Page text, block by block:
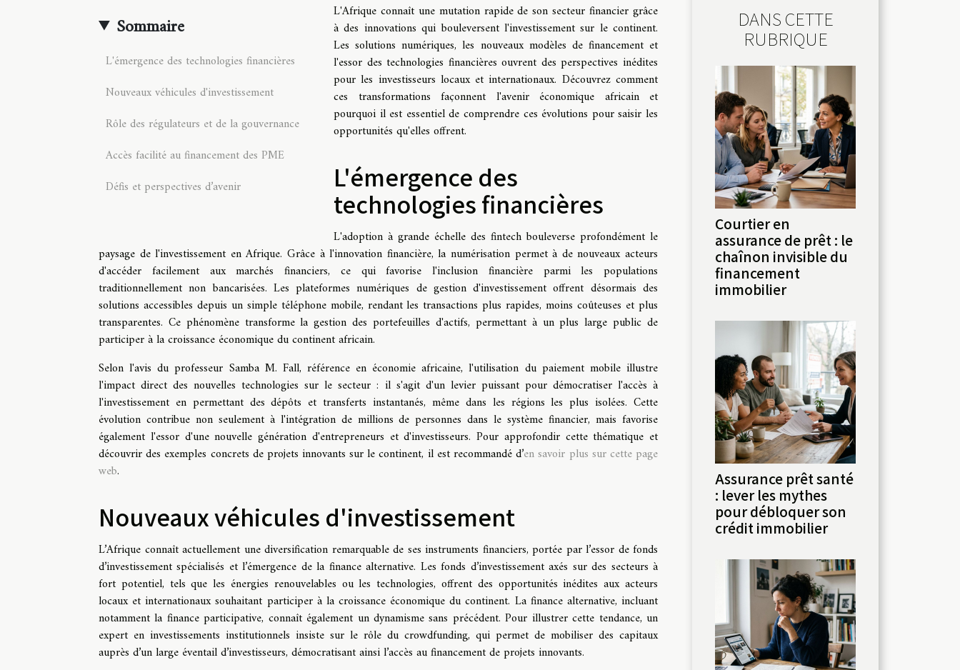
Sommaire
L'émergence des technologies financières
Nouveaux véhicules d'investissement
Rôle des régulateurs et de la gouvernance
Accès facilité au financement des PME
Défis et perspectives d’avenir
L'Afrique connaît une mutation rapide de son secteur financier grâce
à des innovations qui bouleversent l'investissement sur le continent.
Les solutions numériques, les nouveaux modèles de financement et
l'essor des technologies financières ouvrent des perspectives inédites
pour les investisseurs locaux et internationaux. Découvrez comment
ces transformations façonnent l'avenir économique africain et
pourquoi il est essentiel de comprendre ces évolutions pour saisir les
opportunités qu'elles offrent.
L'émergence des
technologies financières
L'adoption à grande échelle des fintech bouleverse profondément le
paysage de l'investissement en Afrique. Grâce à l'innovation financière, la numérisation permet à de nouveaux acteurs
d'accéder facilement aux marchés financiers, ce qui favorise l'inclusion financière parmi les populations
traditionnellement non bancarisées. Les plateformes numériques de gestion d'investissement offrent désormais des
solutions accessibles depuis un simple téléphone mobile, rendant les transactions plus rapides, moins coûteuses et plus
transparentes. Ce phénomène transforme la gestion des portefeuilles d'actifs, permettant à un plus large public de
participer à la croissance économique du continent africain.
Selon l'avis du professeur Samba M. Fall, référence en économie africaine, l'utilisation du paiement mobile illustre
l'impact direct des nouvelles technologies sur le secteur : il s'agit d'un levier puissant pour démocratiser l'accès à
l'investissement en permettant des dépôts et transferts instantanés, même dans les régions les plus isolées. Cette
évolution contribue non seulement à l'intégration de millions de personnes dans le système financier, mais favorise
également l'essor d'une nouvelle génération d'entrepreneurs et d'investisseurs. Pour approfondir cette thématique et
découvrir des exemples concrets de projets innovants sur le continent, il est recommandé d’en savoir plus sur cette page
web.
Nouveaux véhicules d'investissement
L’Afrique connaît actuellement une diversification remarquable de ses instruments financiers, portée par l’essor de fonds
d’investissement spécialisés et l’émergence de la finance alternative. Les fonds d’investissement axés sur des secteurs à
fort potentiel, tels que les énergies renouvelables ou les technologies, offrent des opportunités inédites aux acteurs
locaux et internationaux souhaitant participer à la croissance économique du continent. La finance alternative, incluant
notamment la finance participative, connaît également un dynamisme sans précédent. Pour illustrer cette tendance, un
expert en investissements institutionnels insiste sur le rôle du crowdfunding, qui permet de mobiliser des capitaux
auprès d’un large éventail d’investisseurs, démocratisant ainsi l’accès au financement de projets innovants.
DANS CETTE
RUBRIQUE
Courtier en
assurance de prêt : le
chaînon invisible du
financement
immobilier
Assurance prêt santé
: lever les mythes
pour débloquer son
crédit immobilier